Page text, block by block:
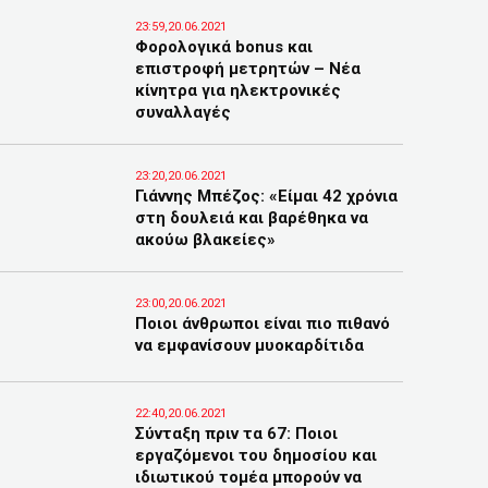
23:59,20.06.2021
Φορολογικά bonus και
επιστροφή μετρητών – Νέα
κίνητρα για ηλεκτρονικές
συναλλαγές
23:20,20.06.2021
Γιάννης Μπέζος: «Είμαι 42 χρόνια
στη δουλειά και βαρέθηκα να
ακούω βλακείες»
23:00,20.06.2021
Ποιοι άνθρωποι είναι πιο πιθανό
να εμφανίσουν μυοκαρδίτιδα
22:40,20.06.2021
Σύνταξη πριν τα 67: Ποιοι
εργαζόμενοι του δημοσίου και
ιδιωτικού τομέα μπορούν να